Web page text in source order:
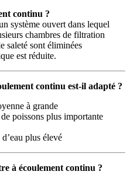
continu ?
système ouvert dans lequel
chambres de filtration
saleté sont éliminées
est réduite.
continu est-il adapté ?
à grande
poissons plus importante
plus élevé
à écoulement continu ?